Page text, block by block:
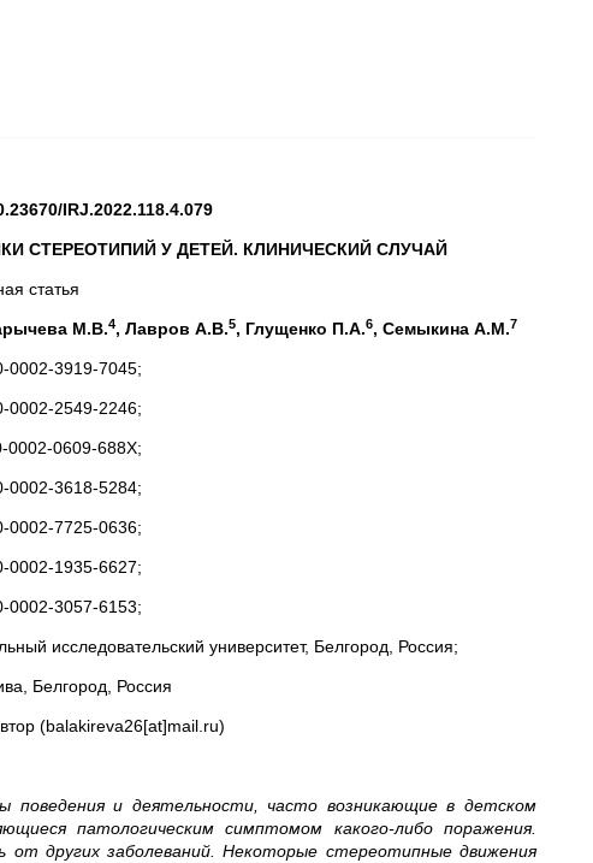
IRJ.2022.118.4.079
СТЕРЕОТИПИЙ У ДЕТЕЙ. КЛИНИЧЕСКИЙ СЛУЧАЙ
статья
М.В.4, Лавров А.В.5, Глущенко П.А.6, Семыкина А.М.7
0002-3919-7045;
0002-2549-2246;
0002-0609-688Х;
0002-3618-5284;
0002-7725-0636;
0002-1935-6627;
0002-3057-6153;
исследовательский университет, Белгород, Россия;
Белгород, Россия
(balakireva26[at]mail.ru)
и деятельности, часто возникающие в детском
патологическим симптомом какого-либо поражения.
других заболеваний. Некоторые стереотипные движения